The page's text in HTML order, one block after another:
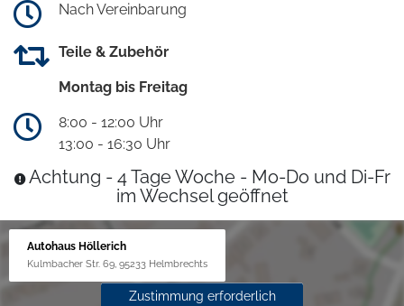
Nach Vereinbarung
Teile & Zubehör
Montag bis Freitag
8:00 - 12:00 Uhr
13:00 - 16:30 Uhr
Achtung - 4 Tage Woche - Mo-Do und Di-Fr
im Wechsel geöffnet
Autohaus Höllerich
Kulmbacher Str. 69, 95233 Helmbrechts
Zustimmung erforderlich